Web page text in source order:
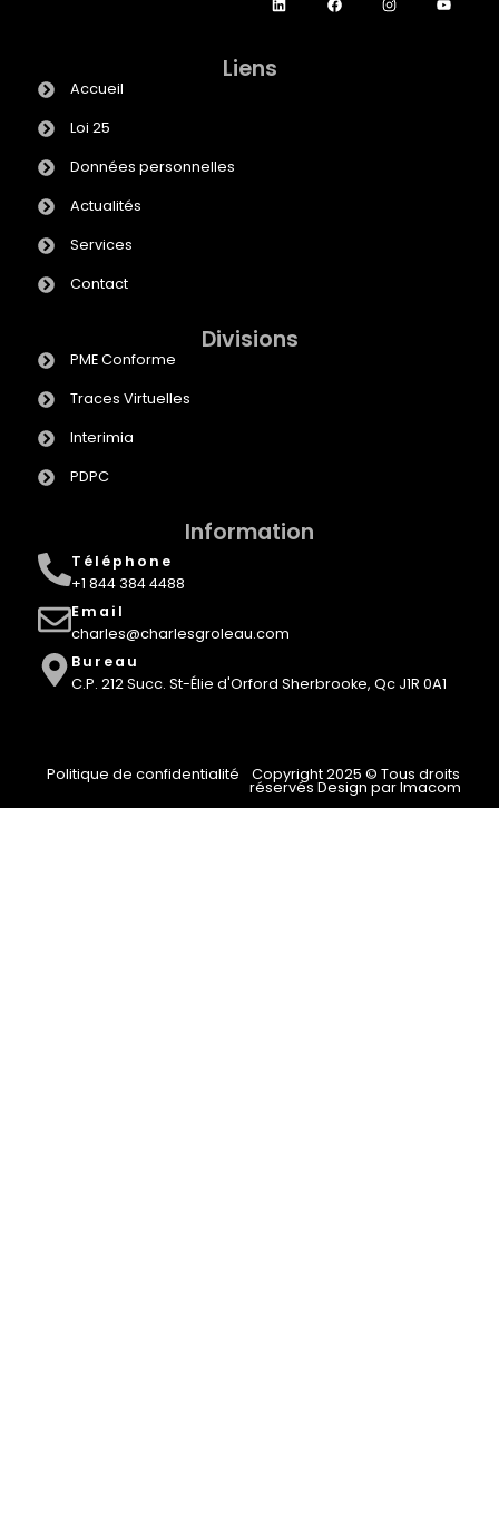
Liens
Accueil
Loi 25
Données personnelles
Actualités
Services
Contact
Divisions
PME Conforme
Traces Virtuelles
Interimia
PDPC
Information
Téléphone
+1 844 384 4488
Email
charles@charlesgroleau.com
Bureau
C.P. 212 Succ. St-Élie d'Orford Sherbrooke, Qc J1R 0A1
Politique de confidentialité Copyright 2025 © Tous droits
réservés Design par Imacom